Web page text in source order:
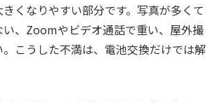
くなりやすい部分です。写真が多くて
、Zoomやビデオ通話で重い、屋外撮
こうした不満は、電池交換だけでは解